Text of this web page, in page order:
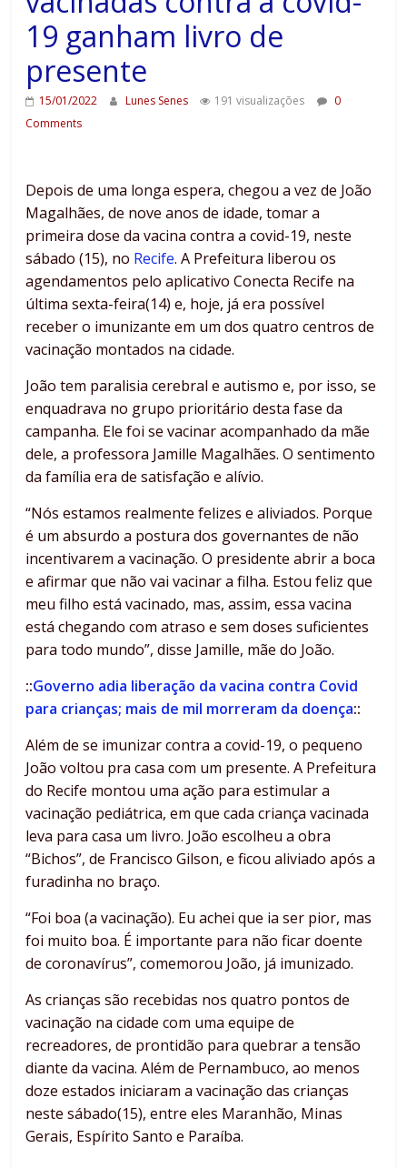
19 ganham livro de
presente
15/01/2022 Lunes Senes 191 visualizações
0
Comments
Depois de uma longa espera, chegou a vez de João
Magalhães, de nove anos de idade, tomar a
primeira dose da vacina contra a covid-19, neste
sábado (15), no Recife. A Prefeitura liberou os
agendamentos pelo aplicativo Conecta Recife na
última sexta-feira(14) e, hoje, já era possível
receber o imunizante em um dos quatro centros de
vacinação montados na cidade.
João tem paralisia cerebral e autismo e, por isso, se
enquadrava no grupo prioritário desta fase da
campanha. Ele foi se vacinar acompanhado da mãe
dele, a professora Jamille Magalhães. O sentimento
da família era de satisfação e alívio.
“Nós estamos realmente felizes e aliviados. Porque
é um absurdo a postura dos governantes de não
incentivarem a vacinação. O presidente abrir a boca
e afirmar que não vai vacinar a filha. Estou feliz que
meu filho está vacinado, mas, assim, essa vacina
está chegando com atraso e sem doses suficientes
para todo mundo”, disse Jamille, mãe do João.
::Governo adia liberação da vacina contra Covid
para crianças; mais de mil morreram da doença::
Além de se imunizar contra a covid-19, o pequeno
João voltou pra casa com um presente. A Prefeitura
do Recife montou uma ação para estimular a
vacinação pediátrica, em que cada criança vacinada
leva para casa um livro. João escolheu a obra
“Bichos”, de Francisco Gilson, e ficou aliviado após a
furadinha no braço.
“Foi boa (a vacinação). Eu achei que ia ser pior, mas
foi muito boa. É importante para não ficar doente
de coronavírus”, comemorou João, já imunizado.
As crianças são recebidas nos quatro pontos de
vacinação na cidade com uma equipe de
recreadores, de prontidão para quebrar a tensão
diante da vacina. Além de Pernambuco, ao menos
doze estados iniciaram a vacinação das crianças
neste sábado(15), entre eles Maranhão, Minas
Gerais, Espírito Santo e Paraíba.